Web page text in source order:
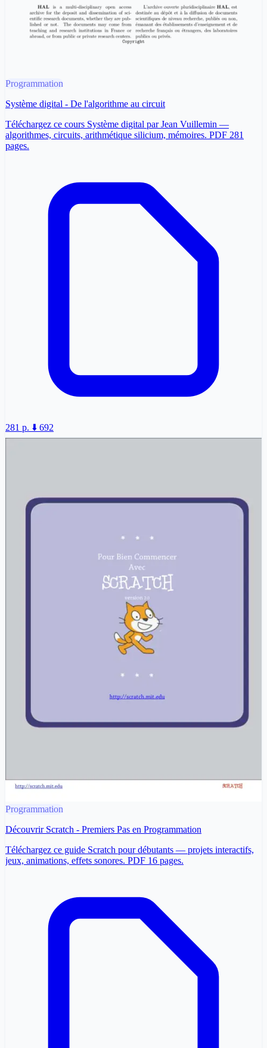
Programmation
Système digital - De l'algorithme au circuit
Téléchargez ce cours Système digital par Jean Vuillemin —
algorithmes, circuits, arithmétique silicium, mémoires. PDF 281
pages.
281 p. ⬇️ 692
Programmation
Découvrir Scratch - Premiers Pas en Programmation
Téléchargez ce guide Scratch pour débutants — projets interactifs,
jeux, animations, effets sonores. PDF 16 pages.